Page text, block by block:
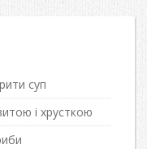
суп
і хрусткою